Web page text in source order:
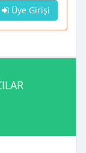
Üye Girişi